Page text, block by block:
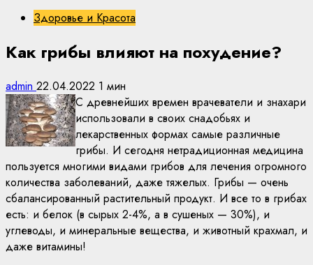
Здоровье и Красота
Как грибы влияют на похудение?
admin 22.04.2022 1 мин
С древнейших времен врачеватели и знахари
использовали в своих снадобьях и
лекарственных формах самые различные
грибы. И сегодня нетрадиционная медицина
пользуется многими видами грибов для лечения огромного
количества заболеваний, даже тяжелых. Грибы — очень
сбалансированный растительный продукт. И все то в грибах
есть: и белок (в сырых 2-4%, а в сушеных — 30%), и
углеводы, и минеральные вещества, и животный крахмал, и
даже витамины!